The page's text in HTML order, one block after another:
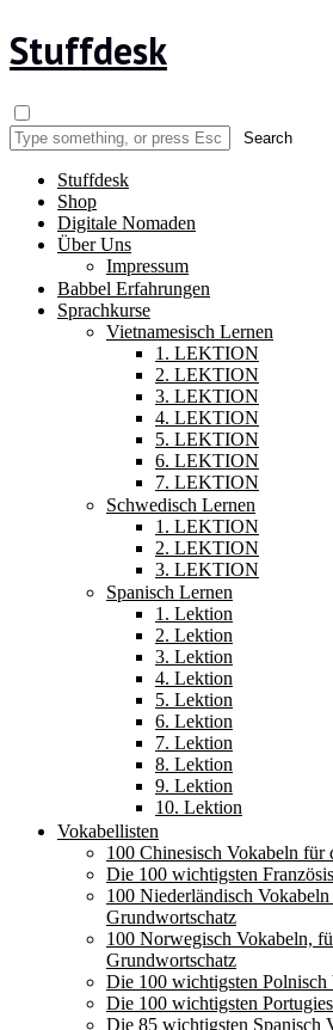
Stuffdesk
Stuffdesk
Shop
Digitale Nomaden
Über Uns
Impressum
Babbel Erfahrungen
Sprachkurse
Vietnamesisch Lernen
1. LEKTION
2. LEKTION
3. LEKTION
4. LEKTION
5. LEKTION
6. LEKTION
7. LEKTION
Schwedisch Lernen
1. LEKTION
2. LEKTION
3. LEKTION
Spanisch Lernen
1. Lektion
2. Lektion
3. Lektion
4. Lektion
5. Lektion
6. Lektion
7. Lektion
8. Lektion
9. Lektion
10. Lektion
Vokabellisten
100 Chinesisch Vokabeln für
Die 100 wichtigsten
100 Niederländisch
Grundwortschatz
100 Norwegisch Vokabeln,
Grundwortschatz
Die 100 wichtigsten Polnisch
Die 100 wichtigsten
Die 85 wichtigsten Spanisch